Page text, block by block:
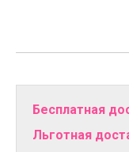
Бесплатная
Льготная